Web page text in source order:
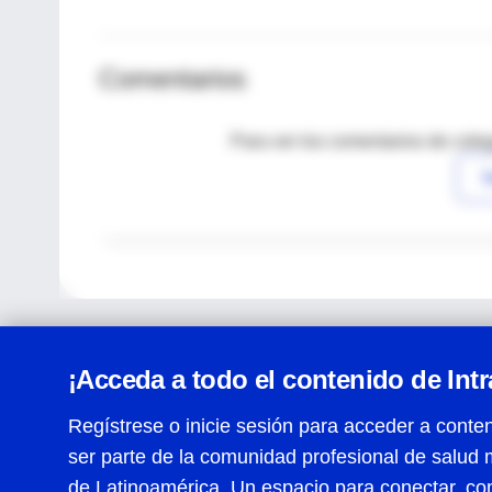
Comentarios
Para ver los comentarios de
¡Acceda a todo el contenido de
Regístrese o inicie sesión para acceder a
ser parte de la comunidad profesional de salud
de Latinoamérica. Un espacio para conectar,
Centro de Ayuda